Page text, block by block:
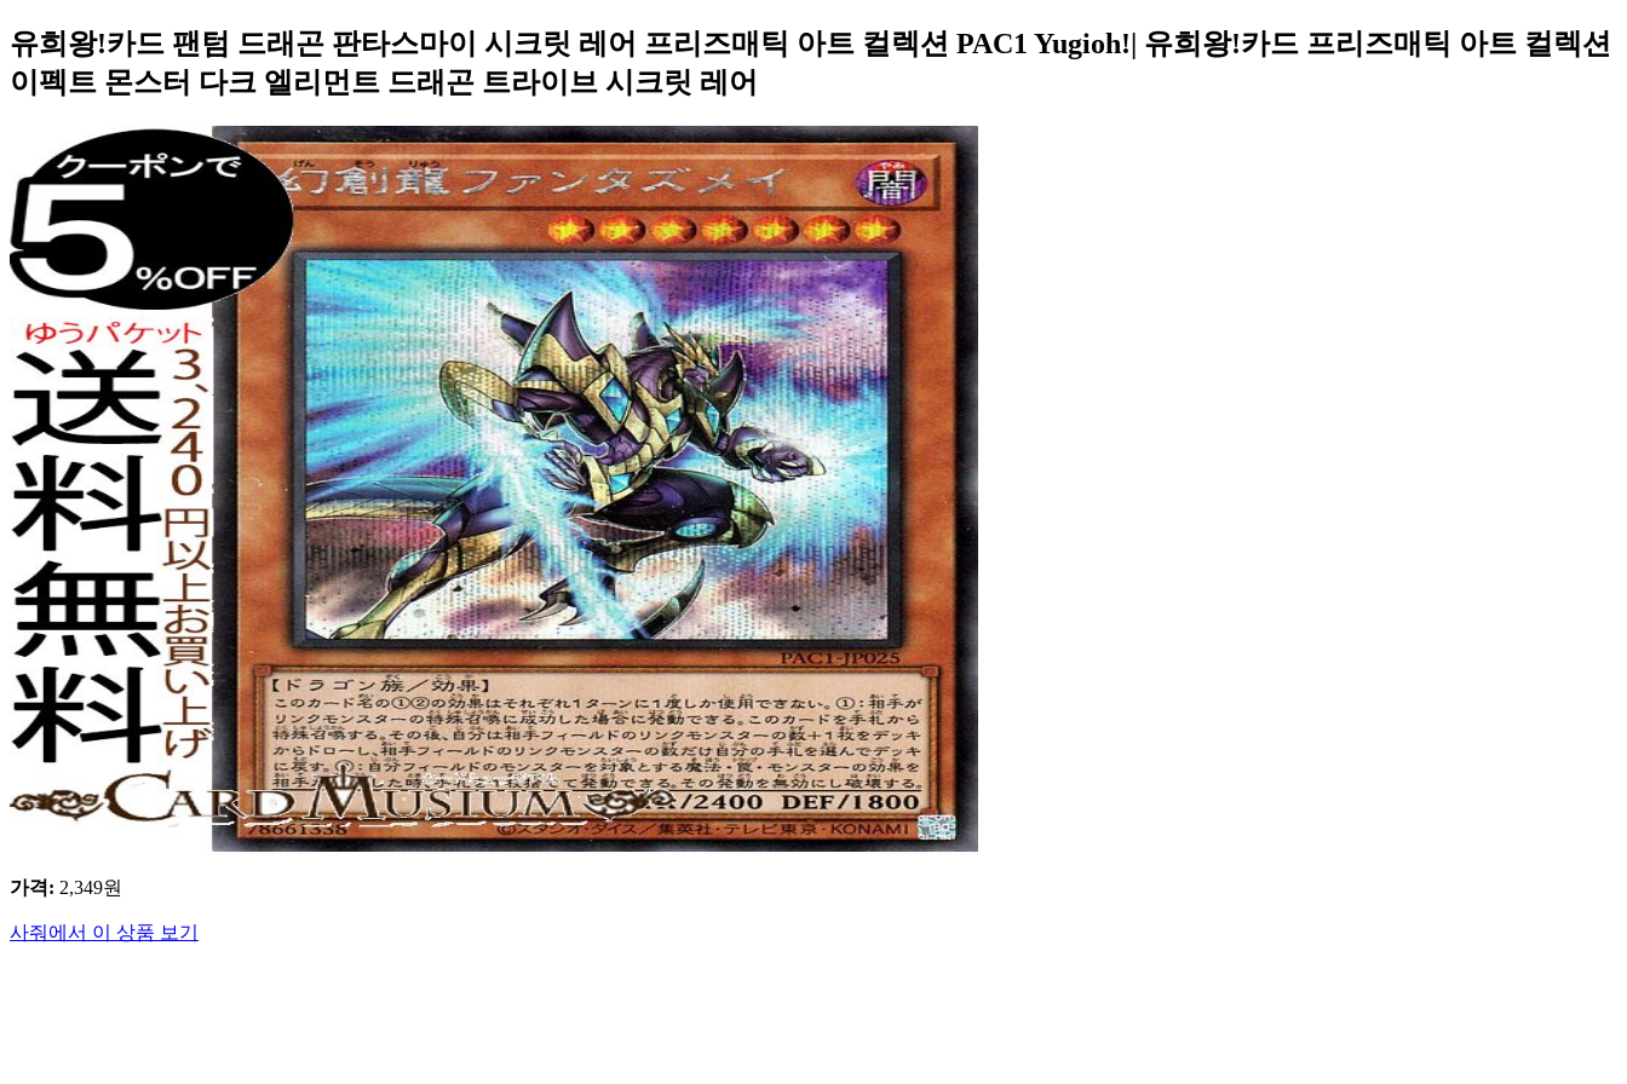
유희왕!카드 팬텀 드래곤 판타스마이 시크릿 레어 프리즈매틱 아트 컬렉션 PAC1 Yugioh!| 유희왕!카드 프리즈매틱 아트 컬렉션
이펙트 몬스터 다크 엘리먼트 드래곤 트라이브 시크릿 레어
가격: 2,349원
사줘에서 이 상품 보기